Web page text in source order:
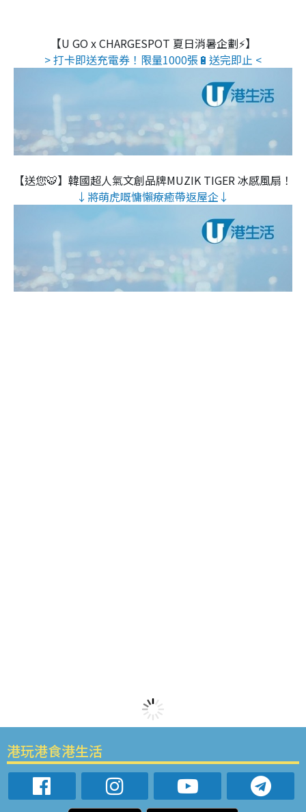
【U GO x CHARGESPOT 夏日消暑企劃⚡】
> 打卡即送充電券！限量1000張🔋送完即止 <
【送您🐯】韓國超人氣文創品牌MUZIK TIGER 冰感風扇！
↓將萌虎嘅慵懶療癒帶返屋企↓
港玩港食港生活